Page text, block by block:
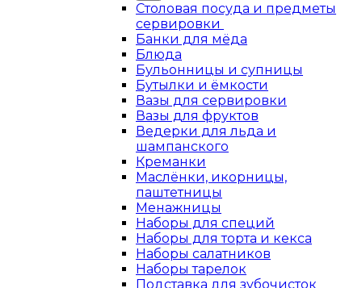
Столовая посуда и предметы
сервировки
Банки для мёда
Блюда
Бульонницы и супницы
Бутылки и ёмкости
Вазы для сервировки
Вазы для фруктов
Ведерки для льда и
шампанского
Креманки
Маслёнки, икорницы,
паштетницы
Менажницы
Наборы для специй
Наборы для торта и кекса
Наборы салатников
Наборы тарелок
Подставка для зубочисток